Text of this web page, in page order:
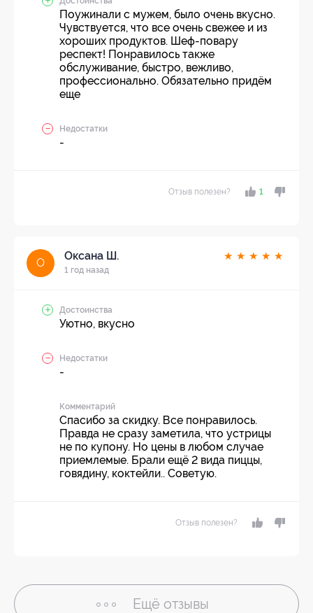
Поужинали с мужем, было очень вкусно.
Чувствуется, что все очень свежее и из
хороших продуктов. Шеф-повару
респект! Понравилось также
обслуживание, быстро, вежливо,
профессионально. Обязательно придём
еще
Недостатки
-
Отзыв полезен? 1
О
Оксана Ш.
1 год назад
★ ★ ★ ★ ★
Достоинства
Уютно, вкусно
Недостатки
-
Комментарий
Спасибо за скидку. Все понравилось.
Правда не сразу заметила, что устрицы
не по купону. Но цены в любом случае
приемлемые. Брали ещё 2 вида пиццы,
говядину, коктейли.. Советую.
Отзыв полезен?
Ещё отзывы